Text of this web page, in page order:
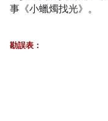
事《小蠟燭找光》。
勘誤表：